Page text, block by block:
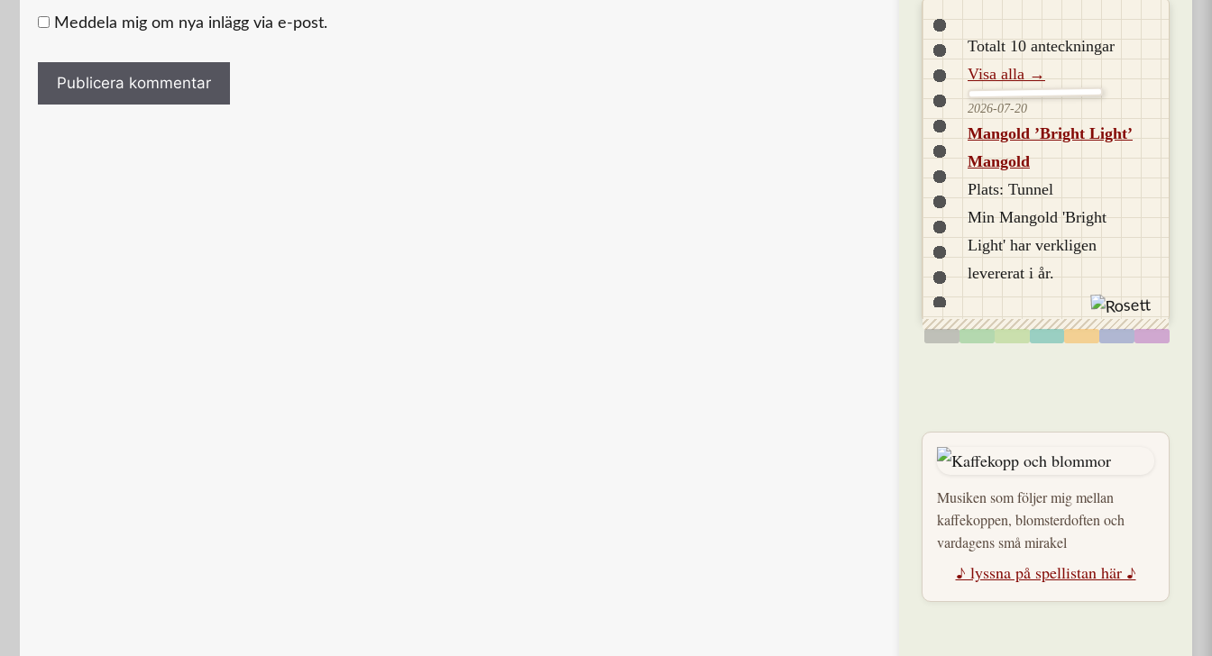
Meddela mig om nya inlägg via e-post.
Totalt 10 anteckningar
Visa alla →
2026-07-20
Mangold ’Bright Light’
Mangold
Plats: Tunnel
Min Mangold 'Bright
Light' har verkligen
levererat i år.
Musiken som följer mig mellan
kaffekoppen, blomsterdoften och
vardagens små mirakel
♪ lyssna på spellistan här ♪